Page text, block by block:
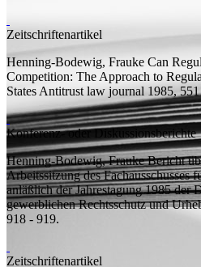
Zeitschriftenartikel
Henning-Bodewig, Frauke Can
Competition: The Approach to
States Antitrust law journal 1985,
Konferenz- oder Diskussionsberichte
Henning-Bodewig, Frauke Bericht
Arbeitssitzung des Fachausschusses
anläßlich der Jahrestagung 1985 der
gewerblichen Rechtsschutz und
918 - 919.
Zeitschriftenartikel